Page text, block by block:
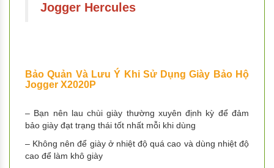
Jogger Hercules
Bảo Quản Và Lưu Ý Khi Sử Dụng Giày Bảo Hộ
Jogger X2020P
– Bạn nên lau chùi giày thường xuyên định kỳ để đảm
bảo giày đạt trạng thái tốt nhất mỗi khi dùng
– Không nên để giày ở nhiệt độ quá cao và dùng nhiệt độ
cao để làm khô giày